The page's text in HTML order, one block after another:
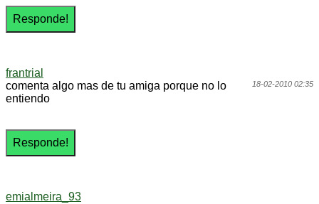
frantrial
18-02-2010 02:35
comenta algo mas de tu amiga porque no lo
entiendo
emialmeira_93